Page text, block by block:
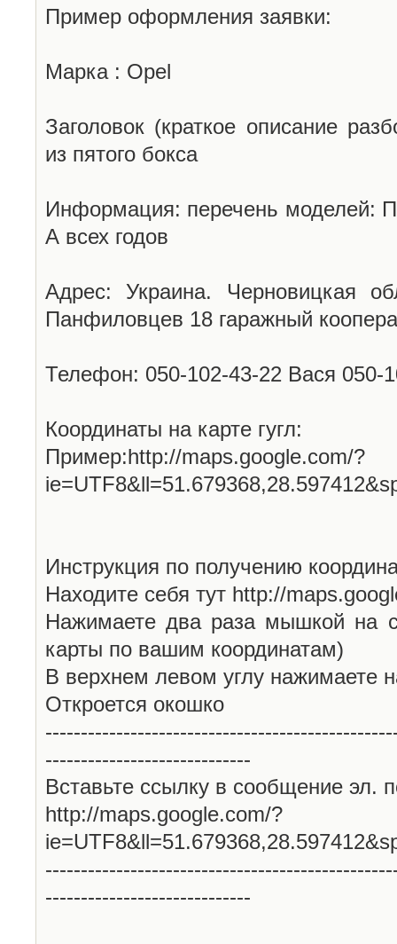
Пример оформления заявки:
Марка : Opel
Заголовок (краткое описание
из пятого бокса
Информация: перечень моделей:
А всех годов
Адрес: Украина. Черновицкая
Панфиловцев 18 гаражный
Телефон: 050-102-43-22 Вася 050-
Координаты на карте гугл:
Пример:http://maps.google.com/?
Инструкция по получению
Находите себя тут http://
Нажимаете два раза мышкой на
карты по вашим координатам)
В верхнем левом углу нажимаете
Откроется окошко
-----------------------------
Вставьте ссылку в сообщение эл.
http://maps.google.com/?
-----------------------------